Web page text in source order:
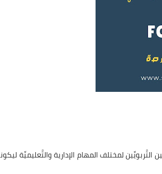
لمختلف المهام الإدارية والتَّعليميِّة